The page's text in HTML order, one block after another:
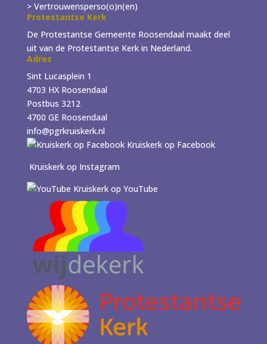
> Vertrouwensperso(o)n(en)
Protestantse Kerk
De Protestantse Gemeente Roosendaal maakt deel
uit van de Protestantse Kerk in Nederland.
Adres
Sint Lucasplein 1
4703 HX Roosendaal
Postbus 3212
4700 GE Roosendaal
info@pgrkruiskerk.nl
Kruiskerk op Facebook
Kruiskerk op Instagram
Kruiskerk op YouTube